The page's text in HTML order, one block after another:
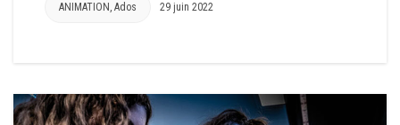
ANIMATION , Ados 29 juin 2022